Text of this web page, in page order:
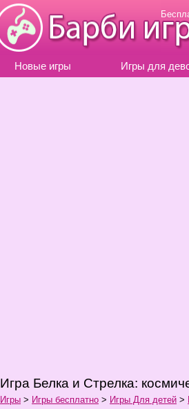
Новые игры Игры для
Игра Белка и Стрелка:
Игры > Игры бесплатно > Игры Для детей >